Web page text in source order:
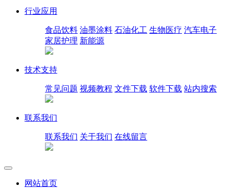
行业应用
食品饮料 油墨涂料 石油化工 生物医疗 汽车电子
家居护理 新能源
技术支持
常见问题 视频教程 文件下载 软件下载 站内搜索
联系我们
联系我们 关于我们 在线留言
网站首页